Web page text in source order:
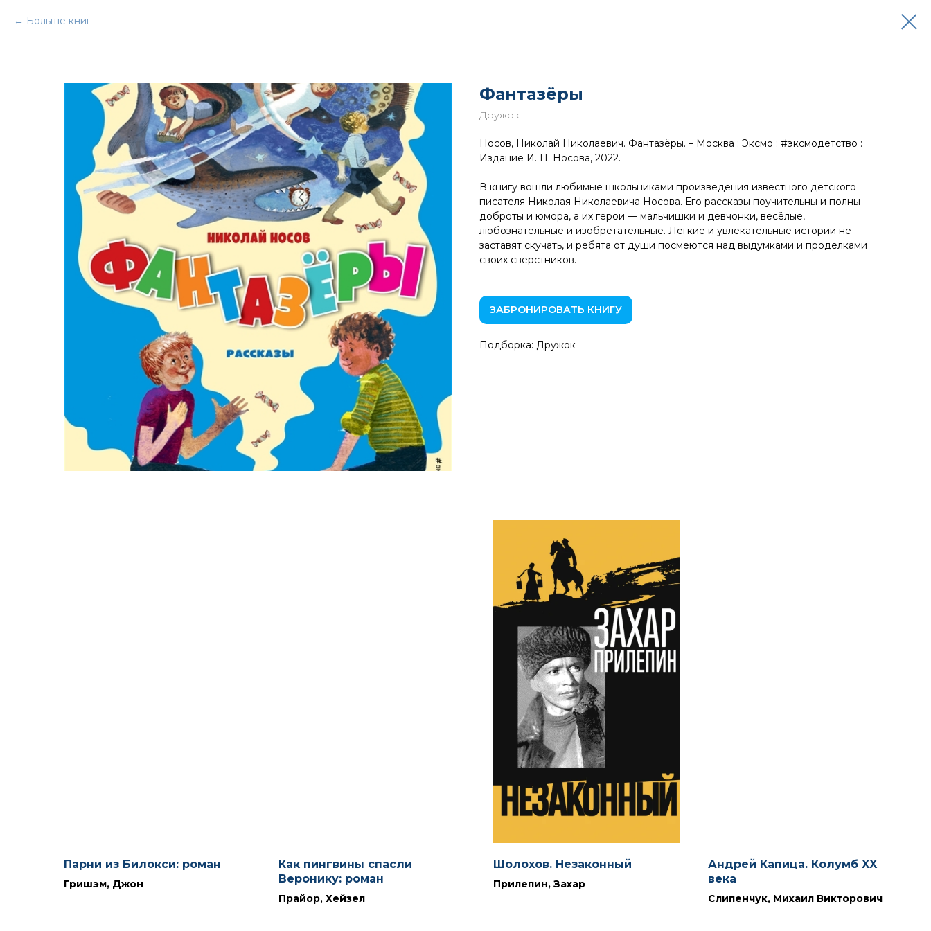
Больше книг
Фантазёры
Дружок
Носов, Николай Николаевич. Фантазёры. – Москва : Эксмо : #эксмодетство :
Издание И. П. Носова, 2022.
В книгу вошли любимые школьниками произведения известного детского
писателя Николая Николаевича Носова. Его рассказы поучительны и полны
доброты и юмора, а их герои — мальчишки и девчонки, весёлые,
любознательные и изобретательные. Лёгкие и увлекательные истории не
заставят скучать, и ребята от души посмеются над выдумками и проделками
своих сверстников.
ЗАБРОНИРОВАТЬ КНИГУ
Подборка: Дружок
Парни из Билокси: роман
Гришэм, Джон
Как пингвины спасли
Веронику: роман
Прайор, Хейзел
Шолохов. Незаконный
Прилепин, Захар
Андрей Капица. Колумб XX
века
Слипенчук, Михаил Викторович